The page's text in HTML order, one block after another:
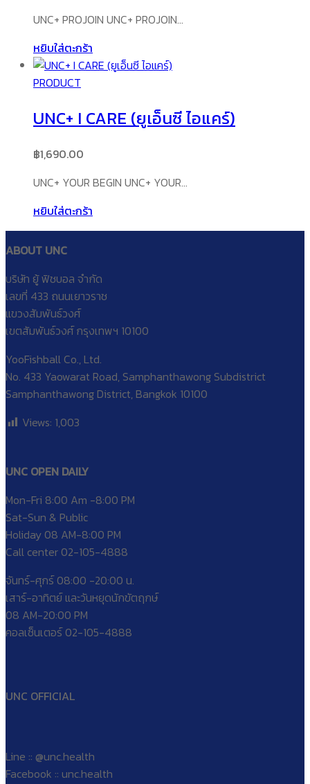
UNC+ PROJOIN UNC+ PROJOIN…
หยิบใส่ตะกร้า
PRODUCT
UNC+ I CARE (ยูเอ็นซี ไอแคร์)
฿1,690.00
UNC+ YOUR BEGIN UNC+ YOUR…
หยิบใส่ตะกร้า
ABOUT UNC
บริษัท ยู้ ฟิชบอล จำกัด
เลขที่ 433 ถนนเยาวราช
แขวงสัมพันธ์วงศ์
เขตสัมพันธ์วงศ์ กรุงเทพฯ 10100
YooFishball Co., Ltd.
No. 433 Yaowarat Road, Samphanthawong Subdistrict
Samphanthawong District, Bangkok 10100
Views: 1,003
UNC OPEN DAILY
Mon-Fri 8:00 Am -8:00 PM
Sat-Sun & Public
Holiday 08 AM-8:00 PM
Call center 02-105-4888
จันทร์-ศุกร์ 08:00 -20:00 น.
เสาร์-อาทิตย์ และวันหยุดนักขัตฤกษ์
08 AM-20:00 PM
คอลเซ็นเตอร์ 02-105-4888
UNC OFFICIAL
Line :: @unc.health
Facebook :: unc.health